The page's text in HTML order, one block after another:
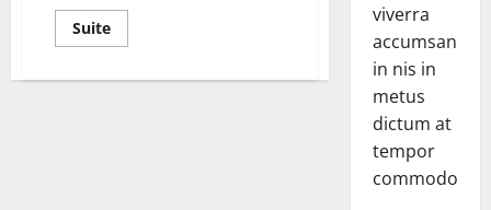
SuiteEn
savoir
Comment
viverra
accumsan
in nis in
metus
dictum at
tempor
commodo.